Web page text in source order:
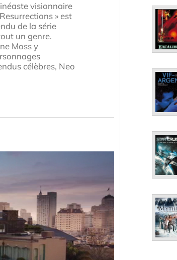
visionnaire
» est
de la série
un genre.
Moss y
célèbres, Neo